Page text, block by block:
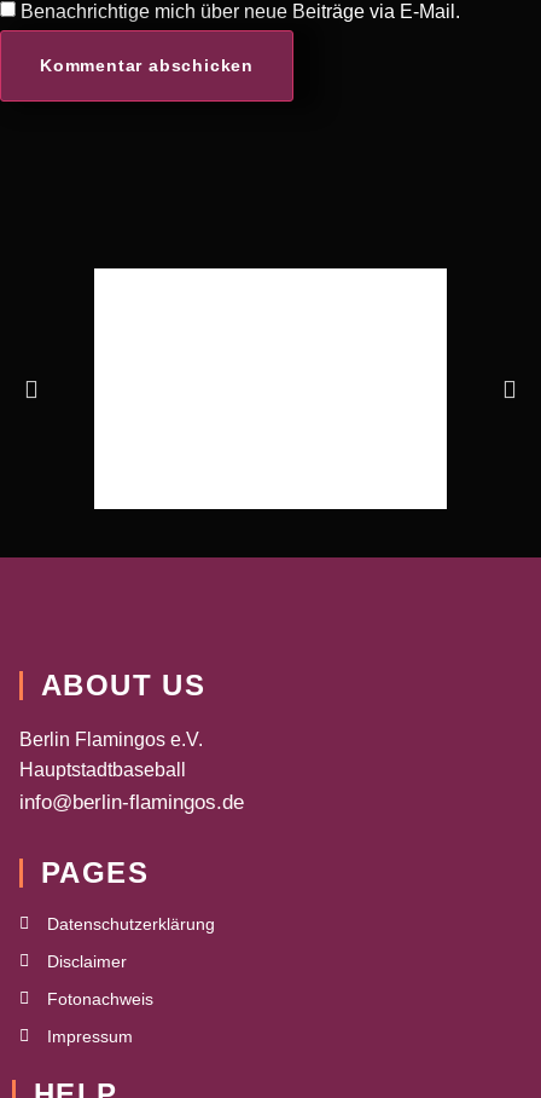
Benachrichtige mich über neue Beiträge via E-Mail.
ABOUT US
Berlin Flamingos e.V.
Hauptstadtbaseball
info@berlin-flamingos.de
PAGES
Datenschutzerklärung
Disclaimer
Fotonachweis
Impressum